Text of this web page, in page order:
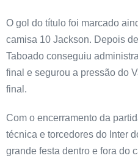
O gol do título foi marcado
camisa 10 Jackson. Depois
Taboado conseguiu
final e segurou a pressão do
final.
Com o encerramento da
técnica e torcedores do Inter
grande festa dentro e fora do